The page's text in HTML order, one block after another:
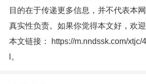
目的在于传递更多信息，并不代表本
真实性负责。如果你觉得本文好，欢
本文链接：
https://m.nndssk.com/
。